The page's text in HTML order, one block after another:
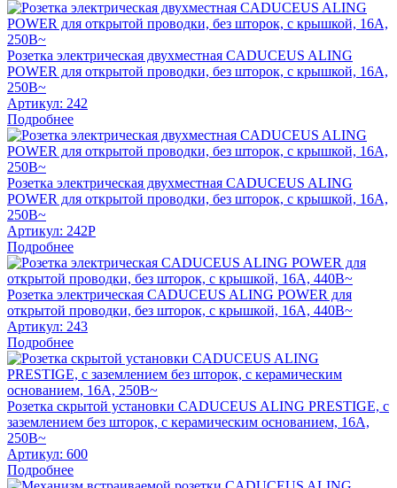
Розетка электрическая двухместная CADUCEUS ALING
POWER для открытой проводки, без шторок, с крышкой, 16А,
250В~
Артикул: 242
Подробнее
Розетка электрическая двухместная CADUCEUS ALING
POWER для открытой проводки, без шторок, с крышкой, 16А,
250В~
Артикул: 242P
Подробнее
Розетка электрическая CADUCEUS ALING POWER для
открытой проводки, без шторок, с крышкой, 16А, 440В~
Артикул: 243
Подробнее
Розетка скрытой установки CADUCEUS ALING PRESTIGE, с
заземлением без шторок, с керамическим основанием, 16А,
250В~
Артикул: 600
Подробнее